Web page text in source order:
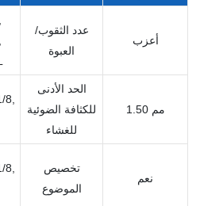
عدد الثقوب/
العبوة
أعزب
8,
الحد الأدنى
للكثافة الضوئية
للغشاء
1.50 مم
8,
تخصيص
الموضوع
نعم